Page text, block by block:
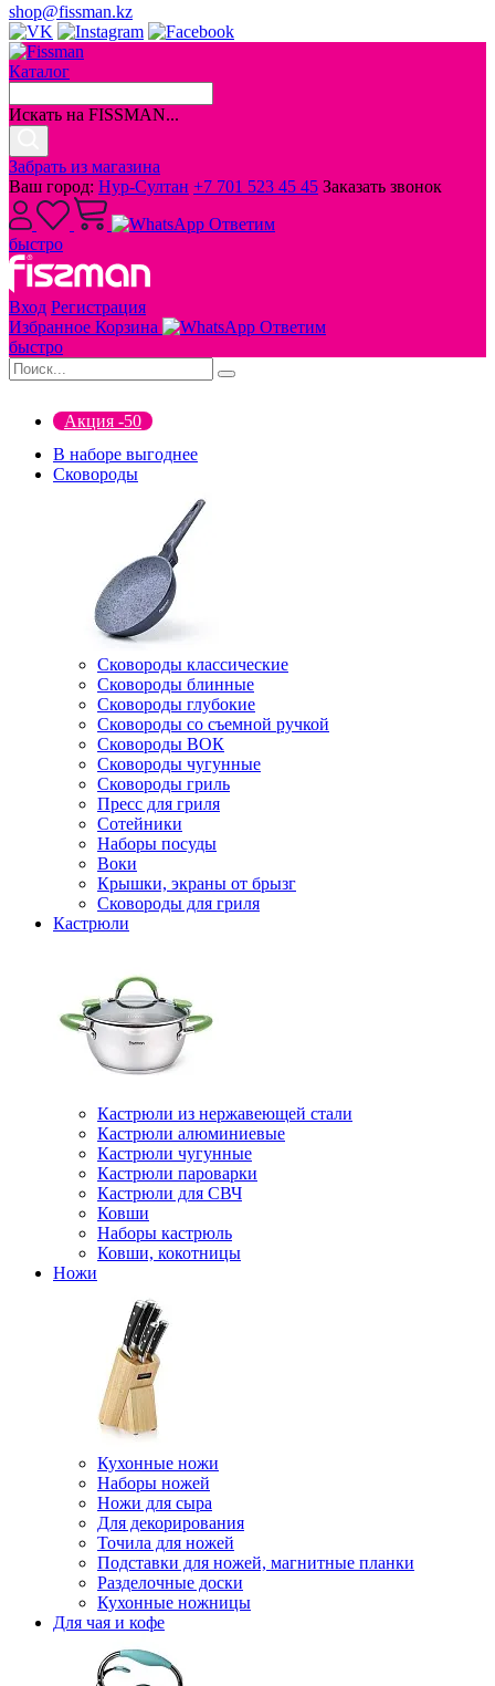
shop@fissman.kz
Каталог
Искать на FISSMAN...
Забрать из магазина
Ваш город: Нур-Султан +7 701 523 45 45 Заказать звонок
Ответим
быстро
Вход Регистрация
Избранное Корзина
Ответим
быстро
Акция -50
В наборе выгоднее
Сковороды
Сковороды классические
Сковороды блинные
Сковороды глубокие
Сковороды со съемной ручкой
Сковороды ВОК
Сковороды чугунные
Сковороды гриль
Пресс для гриля
Сотейники
Наборы посуды
Воки
Крышки, экраны от брызг
Сковороды для гриля
Кастрюли
Кастрюли из нержавеющей стали
Кастрюли алюминиевые
Кастрюли чугунные
Кастрюли пароварки
Кастрюли для СВЧ
Ковши
Наборы кастрюль
Ковши, кокотницы
Ножи
Кухонные ножи
Наборы ножей
Ножи для сыра
Для декорирования
Точила для ножей
Подставки для ножей, магнитные планки
Разделочные доски
Кухонные ножницы
Для чая и кофе